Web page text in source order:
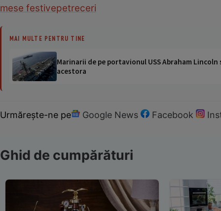
mese festivepetreceri
MAI MULTE PENTRU TINE
Marinarii de pe portavionul USS Abraham
acestora
Urmărește-ne pe Google News Facebook
Ghid de cumpărături